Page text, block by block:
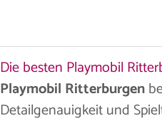
Die besten Playmobil
Playmobil Ritterburgen
Detailgenauigkeit und